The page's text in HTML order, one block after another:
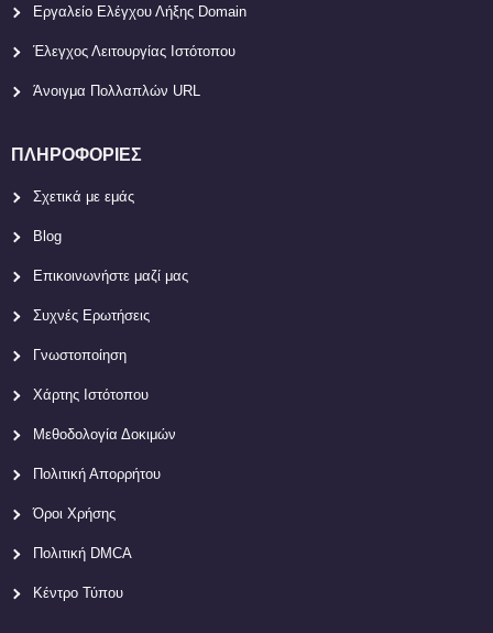
Εργαλείο Ελέγχου Λήξης Domain
Έλεγχος Λειτουργίας Ιστότοπου
Άνοιγμα Πολλαπλών URL
ΠΛΗΡΟΦΟΡΊΕΣ
Σχετικά με εμάς
Blog
Επικοινωνήστε μαζί μας
Συχνές Ερωτήσεις
Γνωστοποίηση
Χάρτης Ιστότοπου
Μεθοδολογία Δοκιμών
Πολιτική Απορρήτου
Όροι Χρήσης
Πολιτική DMCA
Κέντρο Τύπου